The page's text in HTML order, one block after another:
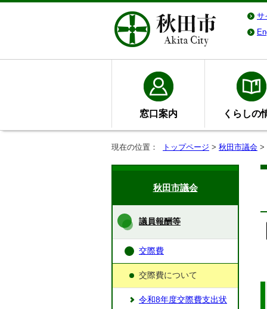
サ
窓口案内 くらしの
現在の位置： トップページ > 秋田市議会 >
秋田市議会
議員報酬等
交際費
交際費について
令和8年度交際費支出状